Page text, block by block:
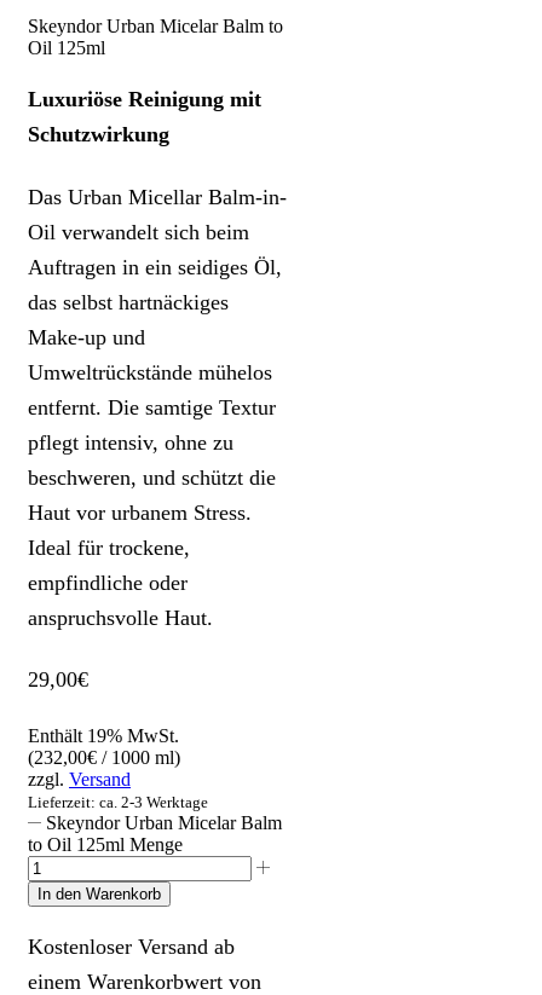
Skeyndor Urban Micelar Balm to
Oil 125ml
Luxuriöse Reinigung mit
Schutzwirkung
Das Urban Micellar Balm-in-
Oil verwandelt sich beim
Auftragen in ein seidiges Öl,
das selbst hartnäckiges
Make-up und
Umweltrückstände mühelos
entfernt. Die samtige Textur
pflegt intensiv, ohne zu
beschweren, und schützt die
Haut vor urbanem Stress.
Ideal für trockene,
empfindliche oder
anspruchsvolle Haut.
29,00€
Enthält 19% MwSt.
(232,00€ / 1000 ml)
zzgl. Versand
Lieferzeit: ca. 2-3 Werktage
Skeyndor Urban Micelar Balm
to Oil 125ml Menge
In den Warenkorb
Kostenloser Versand ab
einem Warenkorbwert von